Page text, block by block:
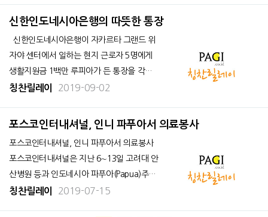
글로벌 인재육성을 목표로 활발한 해외 장
신한인도네시아은행의 따뜻한 통장
신한인도네시아은행이 자카르타 그랜드 위
자야 센터에서 일하는 현지 근로자 5명에게
생활지원금 1백만 루피아가 든 통장을 각각
선물했습니다. 생활지원금을 받은 이들은
등 허드렛 일을 하고 있는 형편이 어려운 이
칭찬릴레이 2019-09-02
포스코인터내셔널, 인니 파푸아서 의료봉사
포스코인터내셔널, 인니 파푸아서 의료봉사
포스코인터내셔널은 지난 6∼13일 고려대 안
산병원 등과 인도네시아 파푸아(Papua)주에
서 의료봉사활동을 진행했다. 인도네시아
칭찬릴레이 2019-07-15